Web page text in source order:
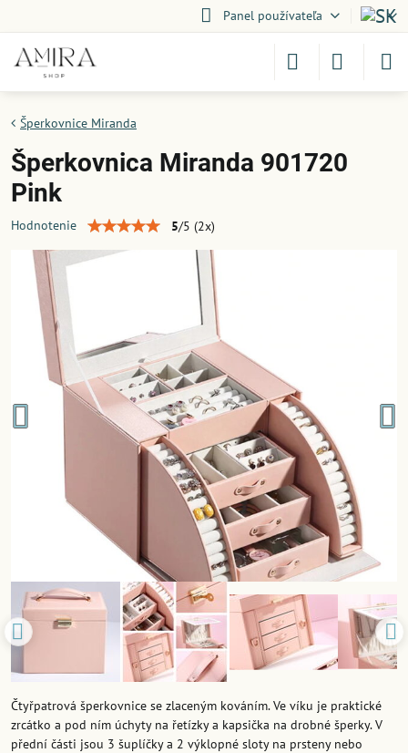
Panel používateľa
Šperkovnice Miranda
Šperkovnica Miranda 901720
Pink
Hodnotenie 5/5 (2x)
Čtyřpatrová šperkovnice se zlaceným kováním. Ve víku je praktické
zrcátko a pod ním úchyty na řetízky a kapsička na drobné šperky. V
přední části jsou 3 šuplíčky a 2 výklopné sloty na prsteny nebo